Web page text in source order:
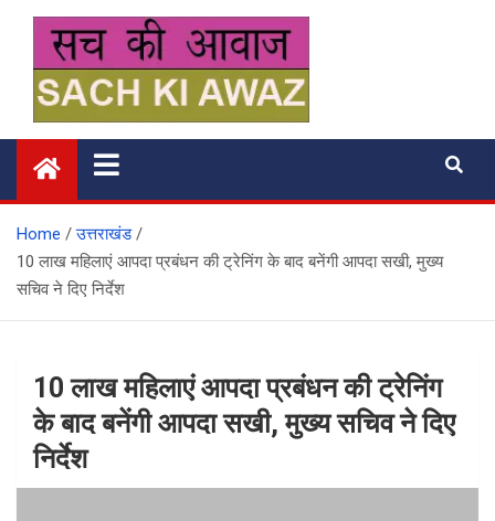
content
सच की आवाज
Home
उत्तराखंड
10 लाख महिलाएं आपदा प्रबंधन की ट्रेनिंग के बाद बनेंगी आपदा सखी, मुख्य
सचिव ने दिए निर्देश
10 लाख महिलाएं आपदा प्रबंधन की ट्रेनिंग
के बाद बनेंगी आपदा सखी, मुख्य सचिव ने दिए
निर्देश